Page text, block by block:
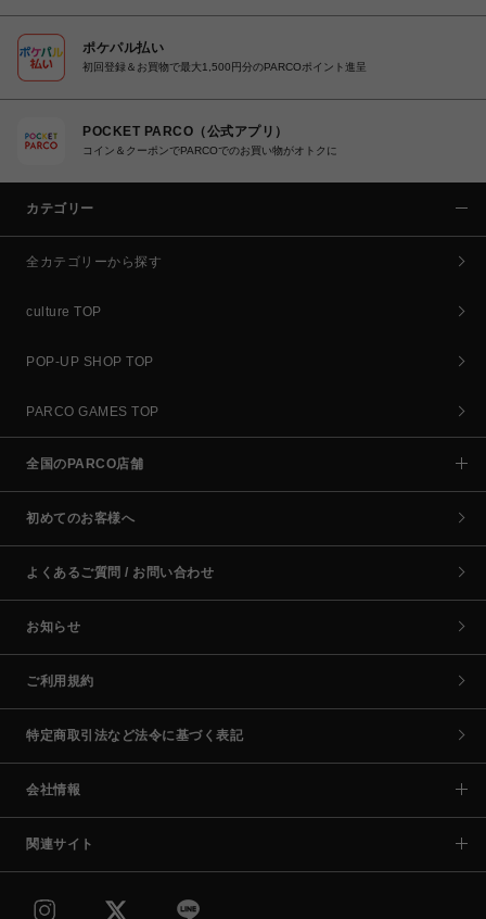
ポケパル払い
初回登録＆お買物で最大1,500円分のPARCOポイント進呈
POCKET PARCO（公式アプリ）
コイン＆クーポンでPARCOでのお買い物がオトクに
カテゴリー
全カテゴリーから探す
culture TOP
POP-UP SHOP TOP
PARCO GAMES TOP
全国のPARCO店舗
初めてのお客様へ
よくあるご質問 / お問い合わせ
お知らせ
ご利用規約
特定商取引法など法令に基づく表記
会社情報
関連サイト